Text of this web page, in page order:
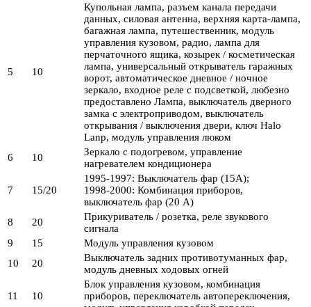
5 10
Купольная лампа, разъем канала передачи
данных, силовая антенна, верхняя карта-лампа,
багажная лампа, путешественник, модуль
управления кузовом, радио, лампа для
перчаточного ящика, козырек / косметическая
лампа, универсальный открыватель гаражных
ворот, автоматическое дневное / ночное
зеркало, входное реле с подсветкой, любезно
предоставлено Лампа, выключатель дверного
замка с электроприводом, выключатель
открывания / выключения двери, ключ Halo
Lanp, модуль управления люком
6
10
Зеркало с подогревом, управление
нагревателем кондиционера
7 15/20
1995-1997: Выключатель фар (15А);
1998-2000: Комбинация приборов,
выключатель фар (20 А)
8
20
Прикуриватель / розетка, реле звукового
сигнала
9
15
Модуль управления кузовом
10
20
Выключатель задних противотуманных фар,
модуль дневных ходовых огней
11 10
Блок управления кузовом, комбинация
приборов, переключатель автопереключения,